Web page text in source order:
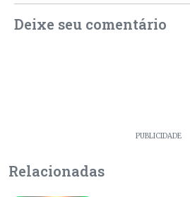
Deixe seu comentário
PUBLICIDADE
Relacionadas